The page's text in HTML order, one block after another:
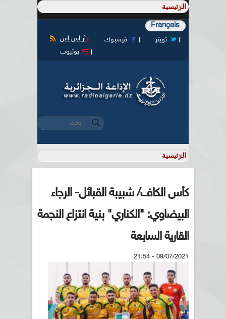
Français
آر أس أس فيسبوك
تويتر
يوتيوب
استمارة البحث
‏بحث ‏
كأس الكاف/ شبيبة القبائل- الرجاء
البيضاوي: "الكناري" بنية انتزاع النجمة
القارية السابعة
09/07/2021 - 21:54